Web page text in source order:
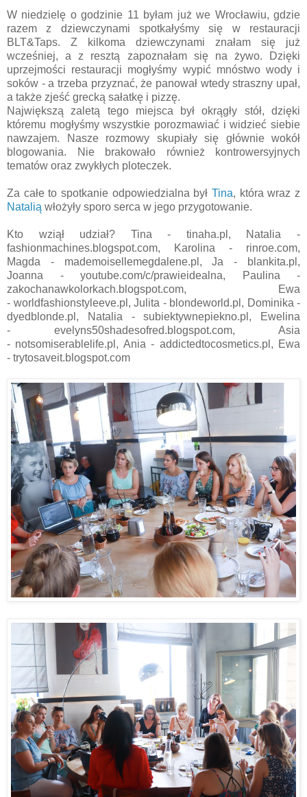
W niedzielę o godzinie 11 byłam już we Wrocławiu, gdzie
razem z dziewczynami spotkałyśmy się w restauracji
BLT&Taps. Z kilkoma dziewczynami znałam się już
wcześniej, a z resztą zapoznałam się na żywo. Dzięki
uprzejmości restauracji mogłyśmy wypić mnóstwo wody i
soków - a trzeba przyznać, że panował wtedy straszny upał,
a także zjeść grecką sałatkę i pizzę.
Największą zaletą tego miejsca był okrągły stół, dzięki
któremu mogłyśmy wszystkie porozmawiać i widzieć siebie
nawzajem. Nasze rozmowy skupiały się głównie wokół
blogowania. Nie brakowało również kontrowersyjnych
tematów oraz zwykłych ploteczek.
Za całe to spotkanie odpowiedzialna był Tina, która wraz z
Natalią włożyły sporo serca w jego przygotowanie.
Kto wziął udział? Tina - tinaha.pl, Natalia -
fashionmachines.blogspot.com, Karolina - rinroe.com,
Magda - mademoisellemegdalene.pl, Ja - blankita.pl,
Joanna - youtube.com/c/prawieidealna, Paulina -
zakochanawkolorkach.blogspot.com, Ewa
- worldfashionstyleeve.pl, Julita - blondeworld.pl, Dominika -
dyedblonde.pl, Natalia - subiektywnepiekno.pl, Ewelina
- evelyns50shadesofred.blogspot.com, Asia
- notsomiserablelife.pl, Ania - addictedtocosmetics.pl, Ewa
- trytosaveit.blogspot.com